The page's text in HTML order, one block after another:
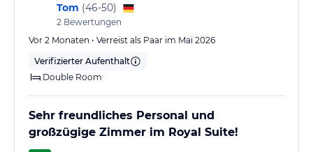
Tom (46-50)
2 Bewertungen
Vor 2 Monaten • Verreist als Paar im Mai 2026
Verifizierter Aufenthalt
Double Room
Sehr freundliches Personal und
großzügige Zimmer im Royal Suite!